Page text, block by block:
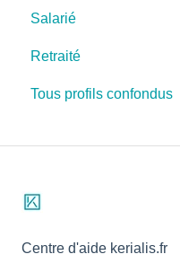
Salarié
Cas pratiques
Base de
Retraité
Cas pratiques
Tous profils confondus
Retraite
Centre d'aide kerialis.fr